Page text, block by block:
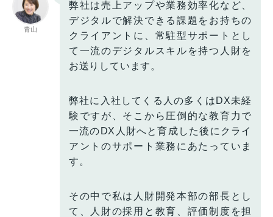
青山
弊社は売上アップや業務効率化など、
デジタルで解決できる課題をお持ちの
クライアントに、常駐型サポートとし
て一流のデジタルスキルを持つ人財を
お送りしています。
弊社に入社してくる人の多くはDX未経
験ですが、そこから圧倒的な教育力で
一流のDX人財へと育成した後にクライ
アントのサポート業務にあたっていま
す。
その中で私は人財開発本部の部長とし
て、人財の採用と教育、評価制度を担